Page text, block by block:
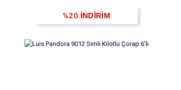
%20 İNDİRİM